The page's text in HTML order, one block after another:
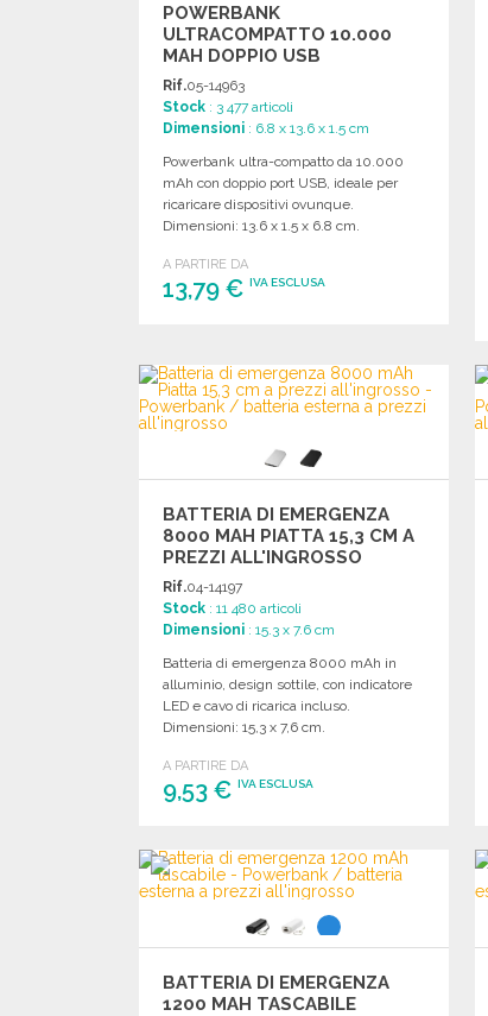
POWERBANK
ULTRACOMPATTO 10.000
MAH DOPPIO USB
Rif.05-14963
Stock : 3 477 articoli
Dimensioni : 6.8 x 13.6 x 1.5 cm
Powerbank ultra-compatto da 10.000
mAh con doppio port USB, ideale per
ricaricare dispositivi ovunque.
Dimensioni: 13.6 x 1.5 x 6.8 cm.
A PARTIRE DA
13,79 € IVA ESCLUSA
Richiedi un preventivo
BATTERIA DI EMERGENZA
8000 MAH PIATTA 15,3 CM A
PREZZI ALL'INGROSSO
Rif.04-14197
Stock : 11 480 articoli
Dimensioni : 15.3 x 7.6 cm
Batteria di emergenza 8000 mAh in
alluminio, design sottile, con indicatore
LED e cavo di ricarica incluso.
Dimensioni: 15,3 x 7,6 cm.
A PARTIRE DA
9,53 € IVA ESCLUSA
Richiedi un preventivo
BATTERIA DI EMERGENZA
1200 MAH TASCABILE